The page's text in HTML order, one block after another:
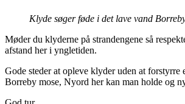
Klyde søger føde i det lave vand
Møder du klyderne på strandengene så
afstand her i yngletiden.
Gode steder at opleve klyder uden at forstyrre
Borreby mose, Nyord her kan man holde og